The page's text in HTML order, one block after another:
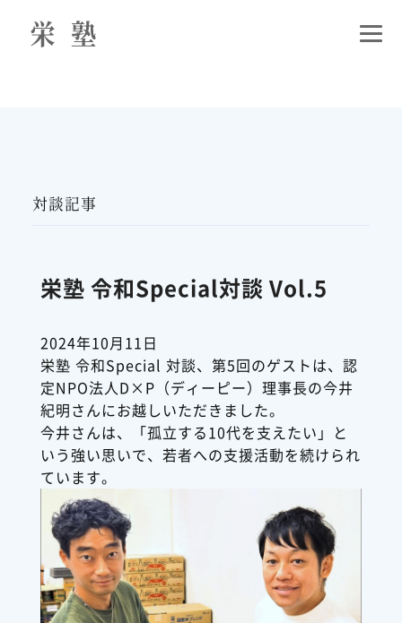
対談記事
栄塾 令和Special対談 Vol.5
2024年10月11日
栄塾 令和Special 対談、第5回のゲストは、認
定NPO法人D×P（ディーピー）理事長の今井
紀明さんにお越しいただきました。
今井さんは、「孤立する10代を支えたい」と
いう強い思いで、若者への支援活動を続けられ
ています。